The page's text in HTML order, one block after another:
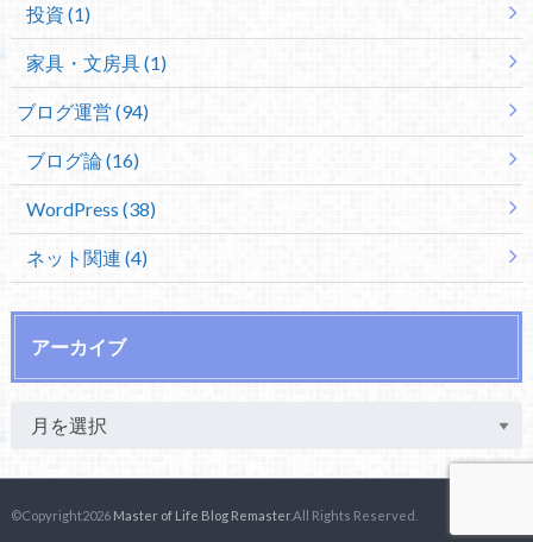
投資 (1)
家具・文房具 (1)
ブログ運営 (94)
ブログ論 (16)
WordPress (38)
ネット関連 (4)
アーカイブ
©Copyright2026 Master of Life Blog Remaster.All Rights Reserved.